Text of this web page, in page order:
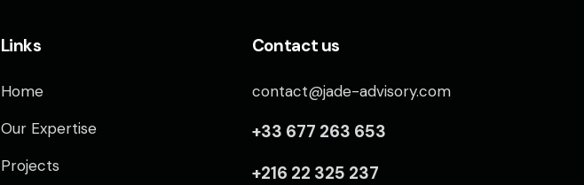
Links
Home
Our Expertise
Projects
Contact us
contact@jade-advisory.com
+33 677 263 653
+216 22 325 237